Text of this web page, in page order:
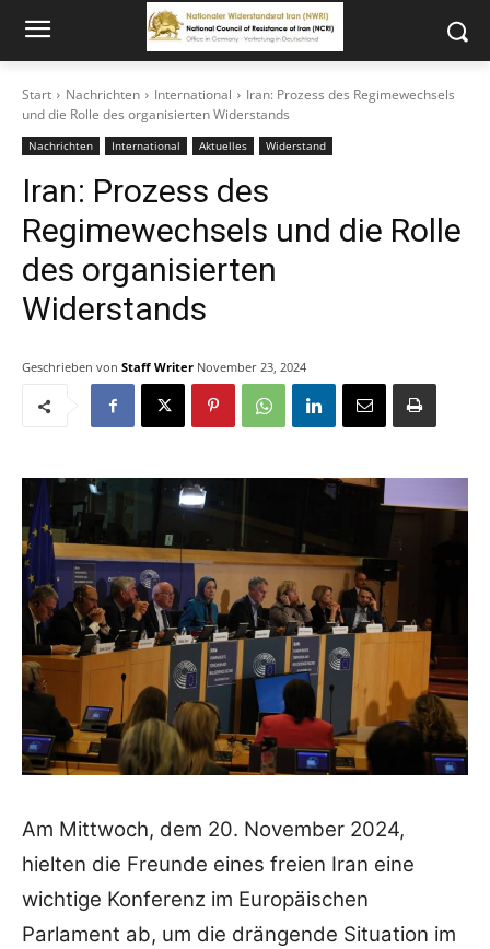
Start Nachrichten International
Iran: Prozess des Regimewechsels
und die Rolle des organisierten Widerstands
Nachrichten International Aktuelles Widerstand
Iran: Prozess des
Regimewechsels und die Rolle
des organisierten
Widerstands
Geschrieben von Staff Writer November 23, 2024
Am Mittwoch, dem 20. November 2024,
hielten die Freunde eines freien Iran eine
wichtige Konferenz im Europäischen
Parlament ab, um die drängende Situation im